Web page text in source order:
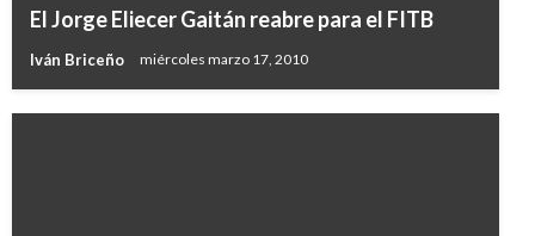
El Jorge Eliecer Gaitán reabre para el FITB
Iván Briceño miércoles marzo 17, 2010